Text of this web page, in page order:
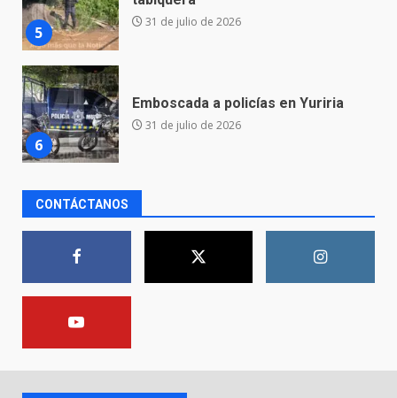
6
7
Envía Gobierno de la Gente más
de 77 mil
30 de julio de 2026
asume la administración de la
parroquia de Guarapo
5 de agosto de 2026
2
FUEGO A LA SECRETARÍA DE LA
CONTÁCTANOS